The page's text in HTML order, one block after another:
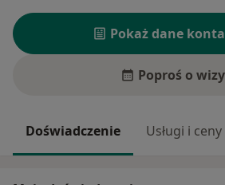
Pokaż dane
Poproś o
Doświadczenie Usługi i ceny